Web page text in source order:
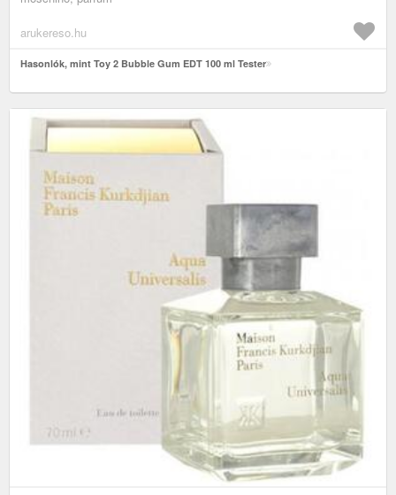
arukereso.hu
Hasonlók, mint Toy 2 Bubble Gum EDT 100 ml Tester